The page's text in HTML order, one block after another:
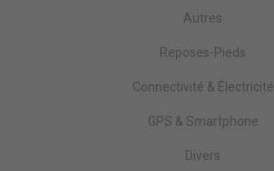
Autres
Reposes-Pieds
Connectivité & Électricité
GPS & Smartphone
Divers